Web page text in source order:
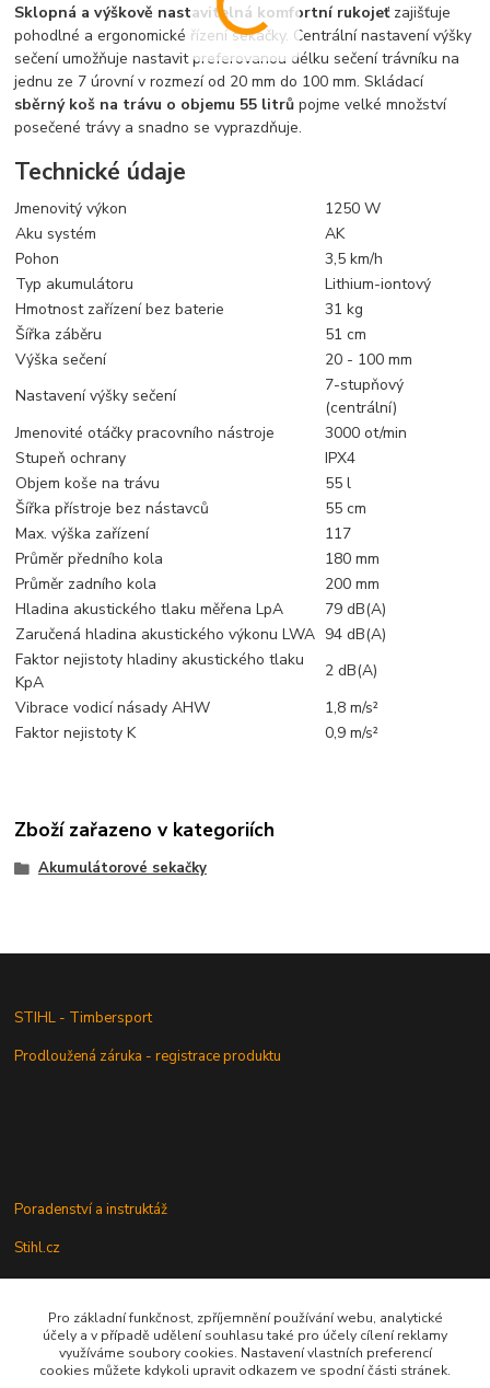
Sklopná a výškově nastavitelná komfortní rukojeť zajišťuje
pohodlné a ergonomické řízení sekačky. Centrální nastavení výšky
sečení umožňuje nastavit preferovanou délku sečení trávníku na
jednu ze 7 úrovní v rozmezí od 20 mm do 100 mm. Skládací
sběrný koš na trávu o objemu 55 litrů pojme velké množství
posečené trávy a snadno se vyprazdňuje.
Technické údaje
Jmenovitý výkon
1250 W
Aku systém
AK
Pohon
3,5 km/h
Typ akumulátoru
Lithium-iontový
Hmotnost zařízení bez baterie
31 kg
Šířka záběru
51 cm
Výška sečení
20 - 100 mm
Nastavení výšky sečení
7-stupňový
(centrální)
Jmenovité otáčky pracovního nástroje
3000 ot/min
Stupeň ochrany
IPX4
Objem koše na trávu
55 l
Šířka přístroje bez nástavců
55 cm
Max. výška zařízení
117
Průměr předního kola
180 mm
Průměr zadního kola
200 mm
Hladina akustického tlaku měřena LpA
79 dB(A)
Zaručená hladina akustického výkonu LWA 94 dB(A)
Faktor nejistoty hladiny akustického tlaku
KpA
2 dB(A)
Vibrace vodicí násady AHW
1,8 m/s²
Faktor nejistoty K
0,9 m/s²
Zboží zařazeno v kategoriích
Akumulátorové sekačky
STIHL - Timbersport
Prodloužená záruka - registrace produktu
Poradenství a instruktáž
Stihl.cz
Údržba a servis
Rady a praktické informace
Pro základní funkčnost, zpříjemnění používání webu, analytické
účely a v případě udělení souhlasu také pro účely cílení reklamy
využíváme soubory cookies. Nastavení vlastních preferencí
cookies můžete kdykoli upravit odkazem ve spodní části stránek.